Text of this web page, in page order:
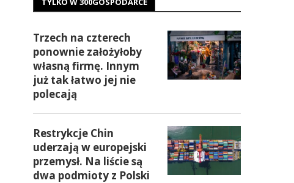
Trzech na czterech
ponownie założyłoby
własną firmę. Innym
już tak łatwo jej nie
polecają
Restrykcje Chin
uderzają w europejski
przemysł. Na liście są
dwa podmioty z Polski